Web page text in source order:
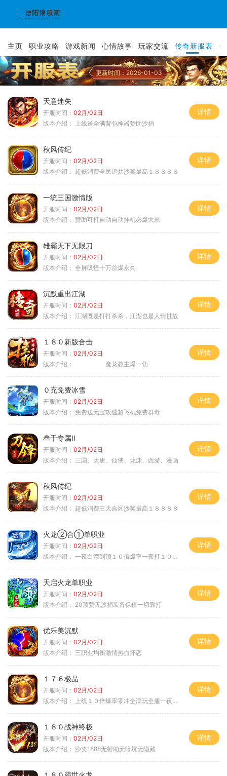
主页 职业攻略 游戏新闻 心情故事 玩家交流 传奇新服表
更新时间：2026-01-03
天意迷失
开服时间： 02月/02日
版本介绍：
上线送全满背包神器赞助沙捐
详情
秋风传纪
开服时间： 02月/02日
版本介绍： 超低消费全民追梦沙奖最高１８８８８
详情
一统三国激情版
开服时间： 02月/02日
版本介绍： 赞助可打自动自动挂机必爆大米
详情
雄霸天下无限刀
开服时间： 02月/02日
版本介绍： 全屏吸怪十万首爆永久
详情
沉默重出江湖
开服时间： 02月/02日
版本介绍： 江湖既是打打杀杀，江湖也是人情世故
详情
１８０新版合击
开服时间： 02月/02日
版本介绍：
魔龙教主爆一切
详情
０充免费冰雪
开服时间： 02月/02日
版本介绍： 免费送元宝攻速超飞机免费群毒
详情
叁千专属II
开服时间： 02月/02日
版本介绍： 三国、大唐、仙侠、龙渊、西游、漫画
详情
秋风传纪
开服时间： 02月/02日
版本介绍： 超低消费三天合区沙奖最高１８８８８
详情
火龙②合①单职业
开服时间： 02月/02日
版本介绍： 一夜白漂到顶１０倍爆率一夜打１０００充
详情
天启火龙单职业
开服时间： 02月/02日
版本介绍： 20顶赞无沙捐装备保值一切靠打
详情
优乐美沉默
开服时间： 02月/02日
版本介绍： 三职业均衡激情热血怀恋
详情
１７６极品
开服时间： 02月/02日
版本介绍：
上线１０倍爆率零冲全满玩全服一夜终极
详情
１８０战神终极
开服时间： 02月/02日
版本介绍： 沙奖1888无赞助无暗坑无隐藏
详情